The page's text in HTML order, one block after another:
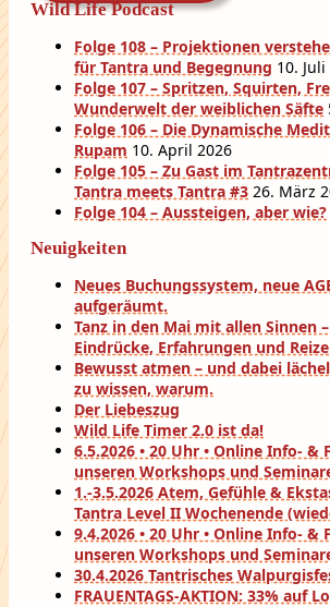
Wild Life Podcast
Folge 108 – Projektionen
für Tantra und Begegnung 10.
Folge 107 – Spritzen, Squirten,
Wunderwelt der weiblichen Säfte
Folge 106 – Die Dynamische
Rupam 10. April 2026
Folge 105 – Zu Gast im
Tantra meets Tantra #3 26. März
Folge 104 – Aussteigen, aber wie?
Neuigkeiten
Neues Buchungssystem, neue
aufgeräumt.
Tanz in den Mai mit allen Sinnen
Eindrücke, Erfahrungen und Reize
Bewusst atmen – und dabei
zu wissen, warum.
Der Liebeszug
Wild Life Timer 2.0 ist da!
6.5.2026 • 20 Uhr • Online Info- &
unseren Workshops und
1.-3.5.2026 Atem, Gefühle &
Tantra Level II Wochenende
9.4.2026 • 20 Uhr • Online Info- &
unseren Workshops und
30.4.2026 Tantrisches
FRAUENTAGS-AKTION: 33% auf